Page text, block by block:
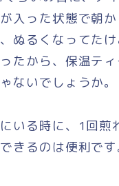
入った状態で朝
ぬるくなってた
たから、保温テ
ないでしょうか。
いる時に、1回煎
きるのは便利です